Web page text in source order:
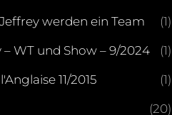
werden ein Team (1)
– WT und Show – 9/2024 (1)
11/2015 (1)
(20)